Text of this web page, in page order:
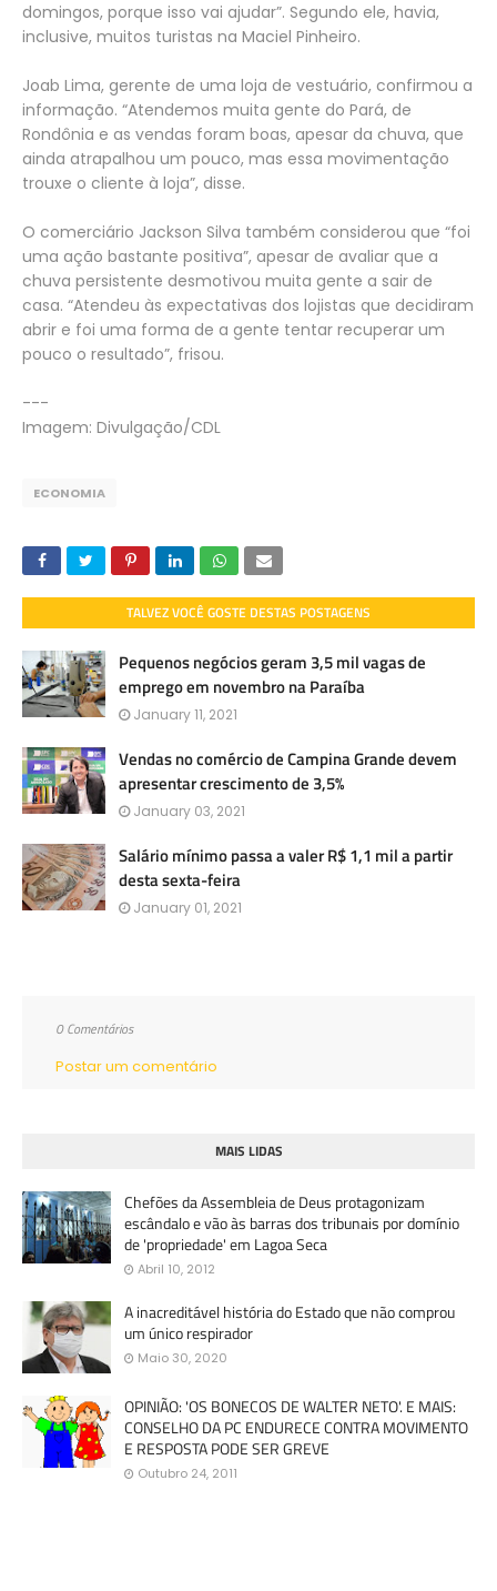
domingos, porque isso vai ajudar”. Segundo ele, havia,
inclusive, muitos turistas na Maciel Pinheiro.
Joab Lima, gerente de uma loja de vestuário, confirmou a
informação. “Atendemos muita gente do Pará, de
Rondônia e as vendas foram boas, apesar da chuva, que
ainda atrapalhou um pouco, mas essa movimentação
trouxe o cliente à loja”, disse.
O comerciário Jackson Silva também considerou que “foi
uma ação bastante positiva”, apesar de avaliar que a
chuva persistente desmotivou muita gente a sair de
casa. “Atendeu às expectativas dos lojistas que decidiram
abrir e foi uma forma de a gente tentar recuperar um
pouco o resultado”, frisou.
---
Imagem: Divulgação/CDL
ECONOMIA
TALVEZ VOCÊ GOSTE DESTAS POSTAGENS
Pequenos negócios geram 3,5 mil vagas de
emprego em novembro na Paraíba
January 11, 2021
Vendas no comércio de Campina Grande devem
apresentar crescimento de 3,5%
January 03, 2021
Salário mínimo passa a valer R$ 1,1 mil a partir
desta sexta-feira
January 01, 2021
0 Comentários
Postar um comentário
MAIS LIDAS
Chefões da Assembleia de Deus protagonizam
escândalo e vão às barras dos tribunais por domínio
de 'propriedade' em Lagoa Seca
Abril 10, 2012
A inacreditável história do Estado que não comprou
um único respirador
Maio 30, 2020
OPINIÃO: 'OS BONECOS DE WALTER NETO'. E MAIS:
CONSELHO DA PC ENDURECE CONTRA MOVIMENTO
E RESPOSTA PODE SER GREVE
Outubro 24, 2011